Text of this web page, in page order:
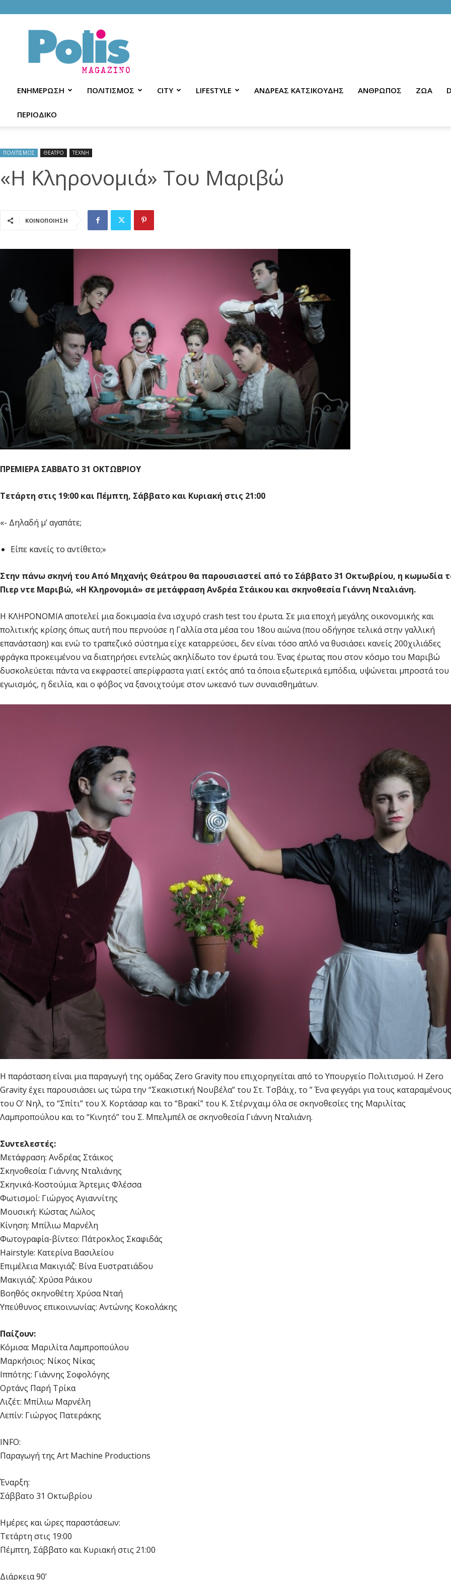
Polis
Magazino
ΕΝΗΜΕΡΩΣΗ ΠΟΛΙΤΙΣΜΟΣ CITY LIFESTYLE ΑΝΔΡΕΑΣ ΚΑΤΣΙΚΟΥΔΗΣ ΑΝΘΡΩΠΟΣ ΖΩΑ
ΠΕΡΙΟΔΙΚΟ
ΠΟΛΙΤΙΣΜΟΣ ΘΕΑΤΡΟ ΤΕΧΝΗ
«Η Κληρονομιά» Του Μαριβώ
ΚΟΙΝΟΠΟΙΗΣΗ
ΠΡΕΜΙΕΡΑ ΣΑΒΒΑΤΟ 31 ΟΚΤΩΒΡΙΟΥ
Τετάρτη στις 19:00 και Πέμπτη, Σάββατο και Κυριακή στις 21:00
«- Δηλαδή μ’ αγαπάτε;
Είπε κανείς το αντίθετο;»
Στην πάνω σκηνή του Από Μηχανής Θεάτρου θα παρουσιαστεί από το Σάββατο 31 Οκτωβρίου, η κωμωδία
Πιερ ντε Μαριβώ, «Η Κληρονομιά» σε μετάφραση Ανδρέα Στάικου και σκηνοθεσία Γιάννη Νταλιάνη.
Η ΚΛΗΡΟΝΟΜΙΑ αποτελεί μια δοκιμασία ένα ισχυρό crash test του έρωτα. Σε μια εποχή μεγάλης οικονομικής και
πολιτικής κρίσης όπως αυτή που περνούσε η Γαλλία στα μέσα του 18ου αιώνα (που οδήγησε τελικά στην γαλλική
επανάσταση) και ενώ το τραπεζικό σύστημα είχε καταρρεύσει, δεν είναι τόσο απλό να θυσιάσει κανείς 200χιλιάδες
φράγκα προκειμένου να διατηρήσει εντελώς ακηλίδωτο τον έρωτά του. Ένας έρωτας που στον κόσμο του Μαριβώ
δυσκολεύεται πάντα να εκφραστεί απερίφραστα γιατί εκτός από τα όποια εξωτερικά εμπόδια, υψώνεται μπροστά
εγωισμός, η δειλία, και ο φόβος να ξανοιχτούμε στον ωκεανό των συναισθημάτων.
Η παράσταση είναι μια παραγωγή της ομάδας Zero Gravity που επιχορηγείται από το Υπουργείο Πολιτισμού. Η Zero
Gravity έχει παρουσιάσει ως τώρα την “Σκακιστική Νουβέλα” του Στ. Τσβάιχ, το ” Ένα φεγγάρι για τους
του Ο’ Νηλ, το “Σπίτι” του Χ. Κορτάσαρ και το “Βρακί” του Κ. Στέρνχαιμ όλα σε σκηνοθεσίες της Μαριλίτας
Λαμπροπούλου και το “Κινητό” του Σ. Μπελμπέλ σε σκηνοθεσία Γιάννη Νταλιάνη.
Συντελεστές:
Μετάφραση: Ανδρέας Στάικος
Σκηνοθεσία: Γιάννης Νταλιάνης
Σκηνικά-Κοστούμια: Άρτεμις Φλέσσα
Φωτισμοί: Γιώργος Αγιαννίτης
Μουσική: Κώστας Λώλος
Κίνηση: Μπίλιω Μαρνέλη
Φωτογραφία-βίντεο: Πάτροκλος Σκαφιδάς
Hairstyle: Κατερίνα Βασιλείου
Επιμέλεια Μακιγιάζ: Βίνα Ευστρατιάδου
Μακιγιάζ: Χρύσα Ράικου
Βοηθός σκηνοθέτη: Χρύσα Νταή
Υπεύθυνος επικοινωνίας: Αντώνης Κοκολάκης
Παίζουν:
Κόμισα: Μαριλίτα Λαμπροπούλου
Μαρκήσιος: Νίκος Νίκας
Ιππότης: Γιάννης Σοφολόγης
Ορτάνς Παρή Τρίκα
Λιζέτ: Μπίλιω Μαρνέλη
Λεπίν: Γιώργος Πατεράκης
INFO:
Παραγωγή της Art Machine Productions
Έναρξη:
Σάββατο 31 Οκτωβρίου
Ημέρες και ώρες παραστάσεων:
Τετάρτη στις 19:00
Πέμπτη, Σάββατο και Κυριακή στις 21:00
Διάρκεια 90’